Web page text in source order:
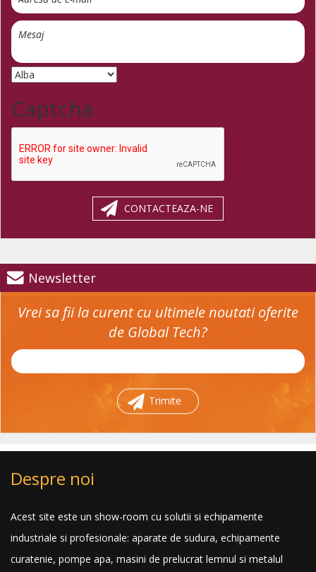
Captcha
CONTACTEAZA-NE
Newsletter
Vrei sa fii la curent cu ultimele noutati oferite
de Global Tech?
Trimite
Despre noi
Acest site este un show-room cu solutii si echipamente
industriale si profesionale: aparate de sudura, echipamente
curatenie, pompe apa, masini de prelucrat lemnul si metalul